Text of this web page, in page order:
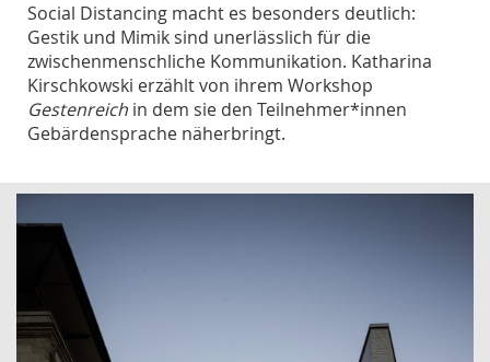
Social Distancing macht es besonders deutlich:
Gestik und Mimik sind unerlässlich für die
zwischenmenschliche Kommunikation. Katharina
Kirschkowski erzählt von ihrem Workshop
Gestenreich in dem sie den Teilnehmer*innen
Gebärdensprache näherbringt.